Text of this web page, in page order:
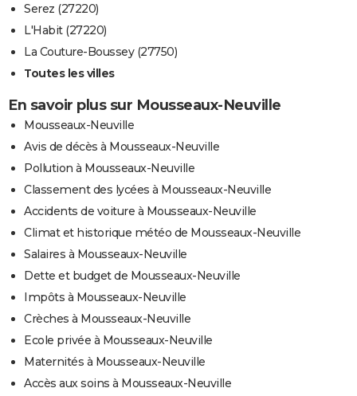
Serez (27220)
L'Habit (27220)
La Couture-Boussey (27750)
Toutes les villes
En savoir plus sur Mousseaux-Neuville
Mousseaux-Neuville
Avis de décès à Mousseaux-Neuville
Pollution à Mousseaux-Neuville
Classement des lycées à Mousseaux-Neuville
Accidents de voiture à Mousseaux-Neuville
Climat et historique météo de Mousseaux-Neuville
Salaires à Mousseaux-Neuville
Dette et budget de Mousseaux-Neuville
Impôts à Mousseaux-Neuville
Crèches à Mousseaux-Neuville
Ecole privée à Mousseaux-Neuville
Maternités à Mousseaux-Neuville
Accès aux soins à Mousseaux-Neuville